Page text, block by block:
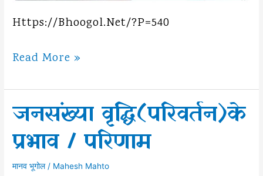
Https://bhoogol.net/?p=540
जनांकिकीय
सिद्धांत।
Demographic
Transition
Theory
Read More »
जनसंख्या वृद्धि(परिवर्तन)के
प्रभाव / परिणाम
मानव भूगोल/ Mahesh Mahto